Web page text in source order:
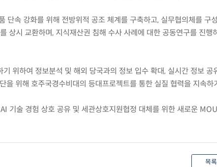
단속 강화를 위해 전방위적 공조 체계를 구축하고, 실무협의체를 구
상시 교환하며, 지식재산권 침해 수사 사례에 대한 공동연구를 진행
위하여 정보분석 및 해외 당국과의 정보 입수 확대, 실시간 정보 공
을 위해 호주국경수비대의 등대프로젝트를 통한 실질 협력을 지속하
기술 경험 상호 공유 및 세관상호지원협정 대체를 위한 새로운
목록